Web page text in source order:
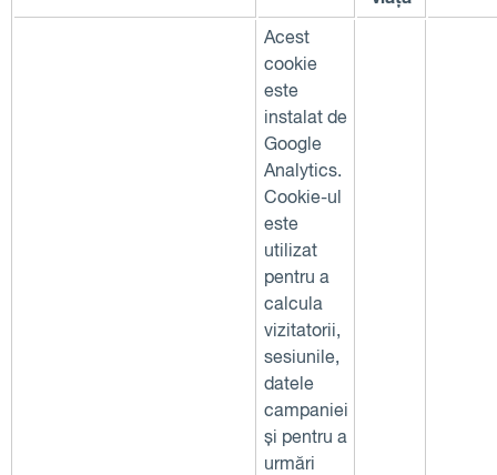
Acest
cookie
este
instalat de
Google
Analytics.
Cookie-ul
este
utilizat
pentru a
calcula
vizitatorii,
sesiunile,
datele
campaniei
și pentru a
urmări